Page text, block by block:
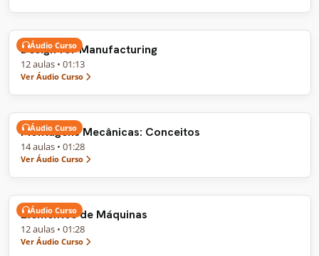
Áudio Curso
Design for Manufacturing
12 aulas • 01:13
Ver Áudio Curso
Áudio Curso
Montagens Mecânicas: Conceitos
14 aulas • 01:28
Ver Áudio Curso
Áudio Curso
Elementos de Máquinas
12 aulas • 01:28
Ver Áudio Curso